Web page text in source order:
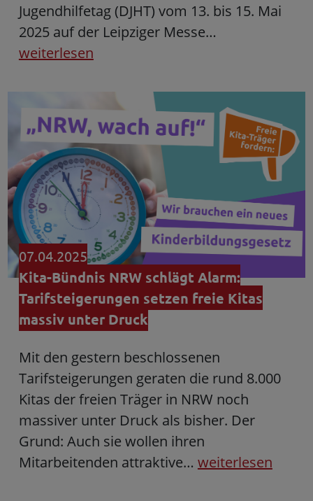
Jugendhilfetag (DJHT) vom 13. bis 15. Mai
2025 auf der Leipziger Messe…
weiterlesen
07.04.2025
Kita-Bündnis NRW schlägt Alarm:
Tarifsteigerungen setzen freie Kitas
massiv unter Druck
Mit den gestern beschlossenen
Tarifsteigerungen geraten die rund 8.000
Kitas der freien Träger in NRW noch
massiver unter Druck als bisher. Der
Grund: Auch sie wollen ihren
Mitarbeitenden attraktive… weiterlesen